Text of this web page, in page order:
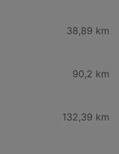
38,89 km
90,2 km
132,39 km